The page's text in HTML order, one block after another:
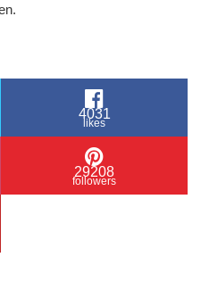
4031
likes
29208
followers